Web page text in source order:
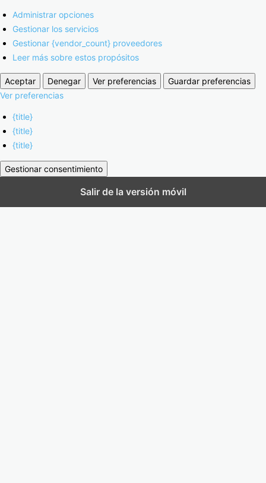
Administrar opciones
Gestionar los servicios
Gestionar {vendor_count} proveedores
Leer más sobre estos propósitos
Aceptar Denegar Ver preferencias
Guardar preferencias
Ver preferencias
{title}
{title}
{title}
Gestionar consentimiento
Salir de la versión móvil